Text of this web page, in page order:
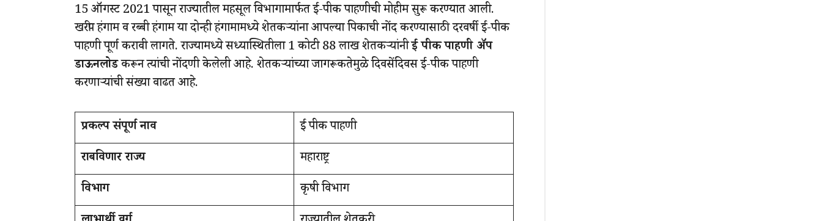
15 ऑगस्ट 2021 पासून राज्यातील महसूल विभागामार्फत ई-पीक पाहणीची मोहीम सुरू करण्यात आली.
खरीप हंगाम व रब्बी हंगाम या दोन्ही हंगामामध्ये शेतकऱ्यांना आपल्या पिकाची नोंद करण्यासाठी दरवर्षी ई-पीक
पाहणी पूर्ण करावी लागते. राज्यामध्ये सध्यास्थितीला 1 कोटी 88 लाख शेतकऱ्यांनीई पीक पाहणी ॲप
डाऊनलोडकरून त्यांची नोंदणी केलेली आहे. शेतकऱ्यांच्या जागरूकतेमुळे दिवसेंदिवस ई-पीक पाहणी
करणाऱ्यांची संख्या वाढत आहे.
प्रकल्प संपूर्ण नाव
ई पीक पाहणी
राबविणार राज्य
महाराष्ट्र
विभाग
कृषी विभाग